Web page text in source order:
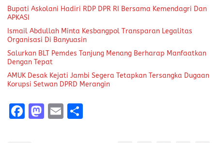
Bupati Askolani Hadiri RDP DPR RI Bersama Kemendagri Dan
APKASI
Ismail Abdullah Minta Kesbangpol Transparan Legalitas
Organisasi Di Banyuasin
Salurkan BLT Pemdes Tanjung Menang Berharap Manfaatkan
Dengan Tepat
AMUK Desak Kejati Jambi Segera Tetapkan Tersangka Dugaan
Korupsi Setwan DPRD Merangin
F
M E